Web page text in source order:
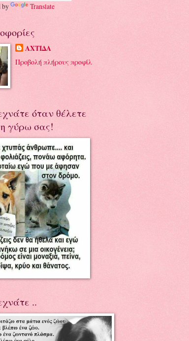
by Translate
ΑΧΤΙΔΑ
Προβολή πλήρους προφίλ
όταν θέλετε
γύρω σας!
..